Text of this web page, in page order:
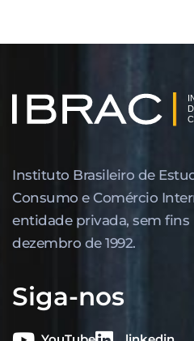
Instituto Brasileiro de
Consumo e Comércio
entidade privada, sem
dezembro de 1992.
Siga-nos